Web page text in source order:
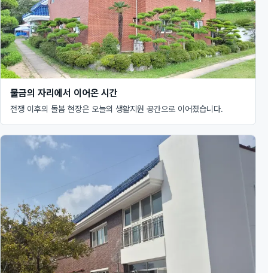
물금의 자리에서 이어온 시간
전쟁 이후의 돌봄 현장은 오늘의 생활지원 공간으로 이어졌습니다.